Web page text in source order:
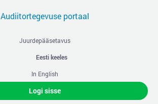
Audiitortegevuse portaal
Juurdepääsetavus
Eesti keeles
In English
Logi sisse